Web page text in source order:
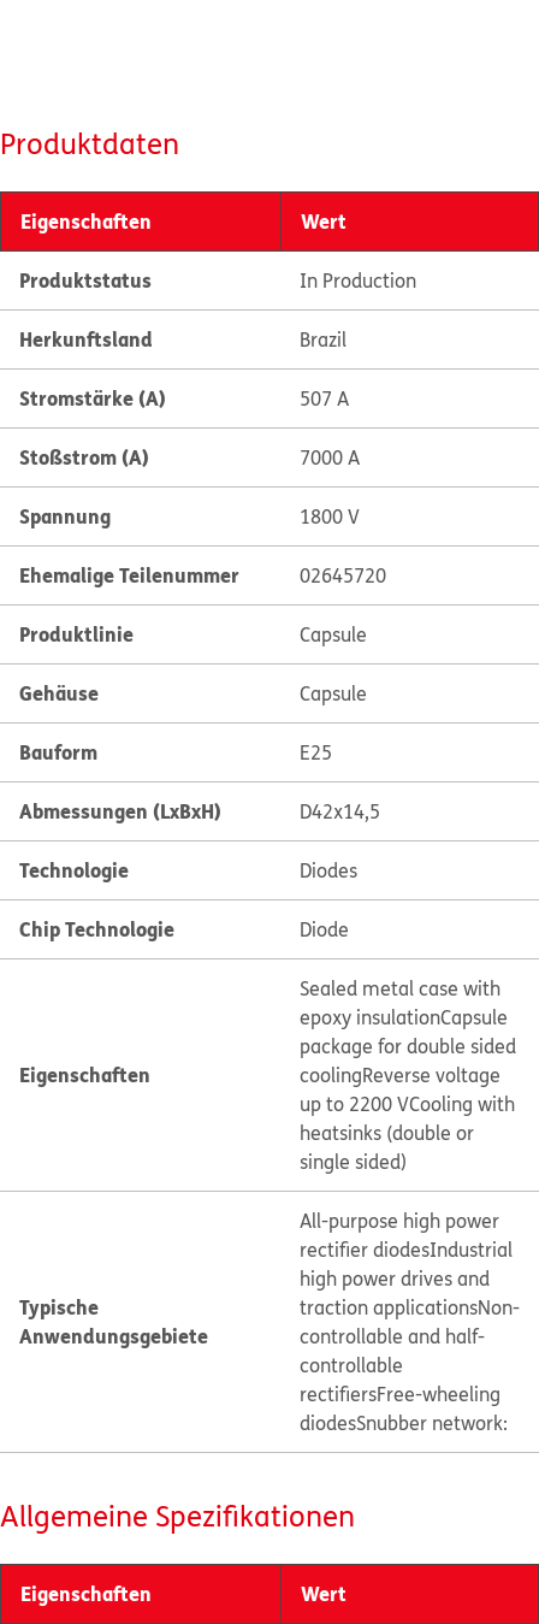
Produktdaten
Eigenschaften Wert
Produktstatus In Production
Herkunftsland Brazil
Stromstärke (A) 507 A
Stoßstrom (A) 7000 A
Spannung 1800 V
Ehemalige Teilenummer 02645720
Produktlinie Capsule
Gehäuse Capsule
Bauform E25
Abmessungen (LxBxH) D42x14,5
Technologie Diodes
Chip Technologie Diode
Eigenschaften
Sealed metal case with
epoxy insulationCapsule
package for double sided
coolingReverse voltage
up to 2200 VCooling with
heatsinks (double or
single sided)
Typische
Anwendungsgebiete
All-purpose high power
rectifier diodesIndustrial
high power drives and
traction applicationsNon-
controllable and half-
controllable
rectifiersFree-wheeling
diodesSnubber network:
Allgemeine Spezifikationen
Eigenschaften Wert